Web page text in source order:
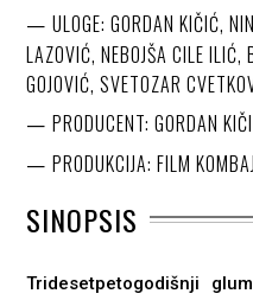
ULOGE: GORDAN KIČIĆ,
LAZOVIĆ, NEBOJŠA CILE
GOJOVIĆ, SVETOZAR
PRODUCENT: GORDAN
PRODUKCIJA: FILM
SINOPSIS
Tridesetpetogodišnji